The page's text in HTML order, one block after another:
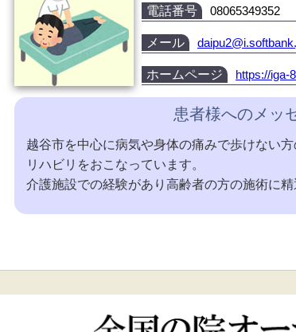
電話番号 08065349352
メール
ホームページ https://iga-
患者様へのメッ
越谷市を中心に病気や身体の痛みで歩けない
リハビリをおこなっています。
介護施設での経験があり高齢者の方の施術に